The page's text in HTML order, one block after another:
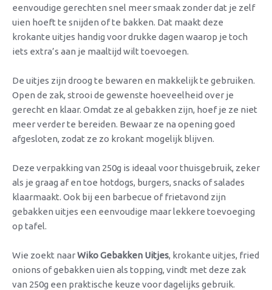
eenvoudige gerechten snel meer smaak zonder dat je zelf
uien hoeft te snijden of te bakken. Dat maakt deze
krokante uitjes handig voor drukke dagen waarop je toch
iets extra’s aan je maaltijd wilt toevoegen.
De uitjes zijn droog te bewaren en makkelijk te gebruiken.
Open de zak, strooi de gewenste hoeveelheid over je
gerecht en klaar. Omdat ze al gebakken zijn, hoef je ze niet
meer verder te bereiden. Bewaar ze na opening goed
afgesloten, zodat ze zo krokant mogelijk blijven.
Deze verpakking van 250g is ideaal voor thuisgebruik, zeker
als je graag af en toe hotdogs, burgers, snacks of salades
klaarmaakt. Ook bij een barbecue of frietavond zijn
gebakken uitjes een eenvoudige maar lekkere toevoeging
op tafel.
Wie zoekt naarWiko Gebakken Uitjes, krokante uitjes, fried
onions of gebakken uien als topping, vindt met deze zak
van 250g een praktische keuze voor dagelijks gebruik.